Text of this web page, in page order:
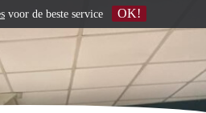
voor de beste service OK!